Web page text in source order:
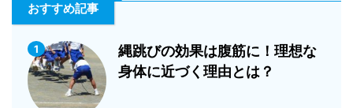
おすすめ記事
1
縄跳びの効果は腹筋に！理想な
身体に近づく理由とは？